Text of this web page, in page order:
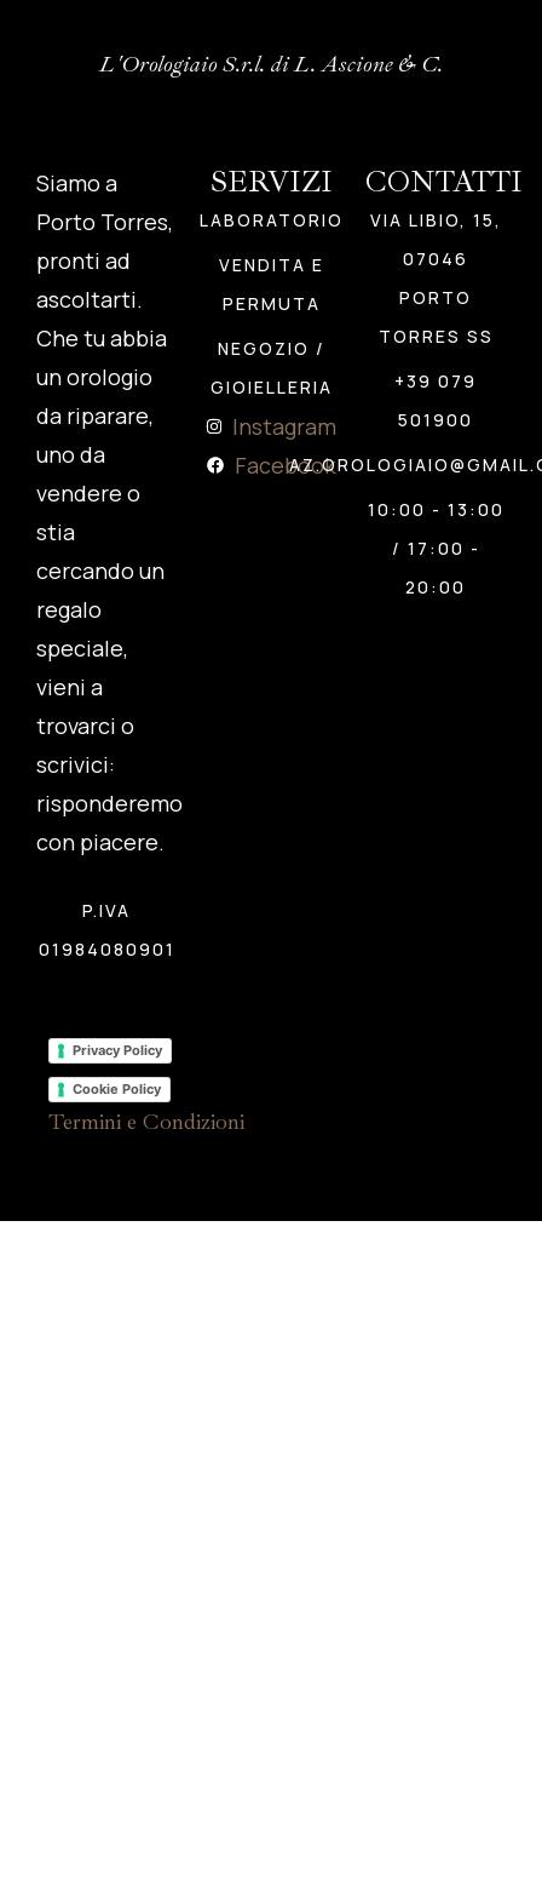
L'Orologiaio S.r.l. di L. Ascione & C.
Siamo a
Porto Torres,
pronti ad
ascoltarti.
Che tu abbia
un orologio
da riparare,
uno da
vendere o
stia
cercando un
regalo
speciale,
vieni a
trovarci o
scrivici:
risponderemo
con piacere.
P.IVA
01984080901
SERVIZI
LABORATORIO
VENDITA E
PERMUTA
NEGOZIO /
GIOIELLERIA
Instagram
Facebook
CONTATTI
VIA LIBIO, 15,
07046
PORTO
TORRES SS
+39 079
501900
10:00 - 13:00
/ 17:00 -
20:00
Privacy Policy
Cookie Policy
Termini e Condizioni